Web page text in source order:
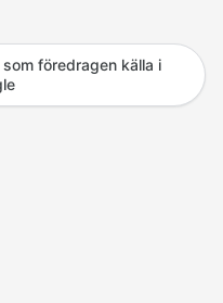
föredragen källa i